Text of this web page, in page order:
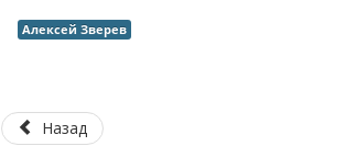
Алексей Зверев
Назад